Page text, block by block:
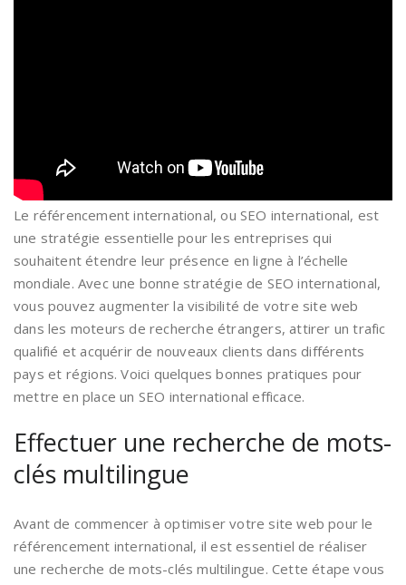
Le référencement international, ou SEO international, est
une stratégie essentielle pour les entreprises qui
souhaitent étendre leur présence en ligne à l’échelle
mondiale. Avec une bonne stratégie de SEO international,
vous pouvez augmenter la visibilité de votre site web
dans les moteurs de recherche étrangers, attirer un trafic
qualifié et acquérir de nouveaux clients dans différents
pays et régions. Voici quelques bonnes pratiques pour
mettre en place un SEO international efficace.
Effectuer une recherche de mots-
clés multilingue
Avant de commencer à optimiser votre site web pour le
référencement international, il est essentiel de réaliser
une recherche de mots-clés multilingue. Cette étape vous